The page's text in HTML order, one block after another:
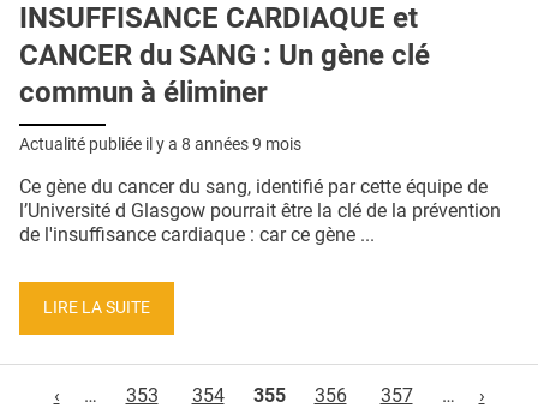
INSUFFISANCE CARDIAQUE et
CANCER du SANG : Un gène clé
commun à éliminer
Actualité publiée il y a 8 années 9 mois
Ce gène du cancer du sang, identifié par cette équipe de
l’Université d Glasgow pourrait être la clé de la prévention
de l'insuffisance cardiaque : car ce gène ...
LIRE LA SUITE
‹
… 353 354 355 356 357 … ›